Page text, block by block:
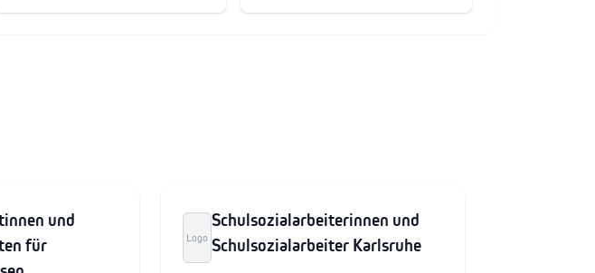
und
für
Logo
Schulsozialarbeiterinnen und
Schulsozialarbeiter Karlsruhe